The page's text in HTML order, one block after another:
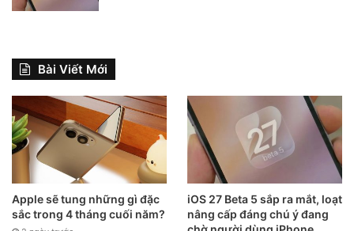
Dù Phone SE đã ra mắt với 64GB dung lượng lưu trữ cơ
bản, nhưng chắc Apple chỉ sử dụng dung lượng này trên
sản phẩm “giá rẻ” của mình, phải không? Câu trả lời là
không, iPad Air mới sử dụng chip M1, được ca tụng là một
“quái vật hiệu suất”, với hỗ trợ 5G, hỗ trợ Apple Pencil, màn
Bài Viết Mới
Apple sẽ tung những gì đặc
sắc trong 4 tháng cuối năm?
iOS 27 Beta 5 sắp ra mắt, loạt
nâng cấp đáng chú ý đang